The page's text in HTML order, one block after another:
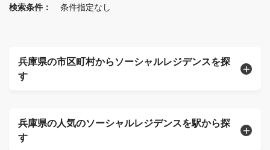
検索条件： 条件指定なし
兵庫県の市区町村からソーシャルレジデンスを探
す
兵庫県の人気のソーシャルレジデンスを駅から探
す